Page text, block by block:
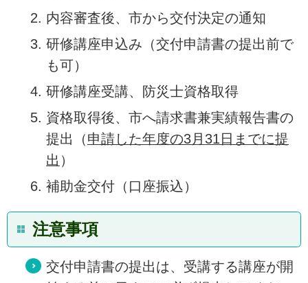
内容審査後、市から交付決定の通知
研修講座申込み（交付申請書の提出前で
も可）
研修講座受講、防災士資格取得
資格取得後、市へ請求書兼実績報告書の
提出（申請した年度の3月31日までに提
出 ）
補助金交付（口座振込）
注意事項
交付申請書の提出は、受講する講座が開